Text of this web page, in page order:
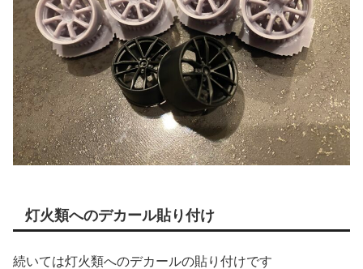
灯火類へのデカール貼り付け
続いては灯火類へのデカールの貼り付けです